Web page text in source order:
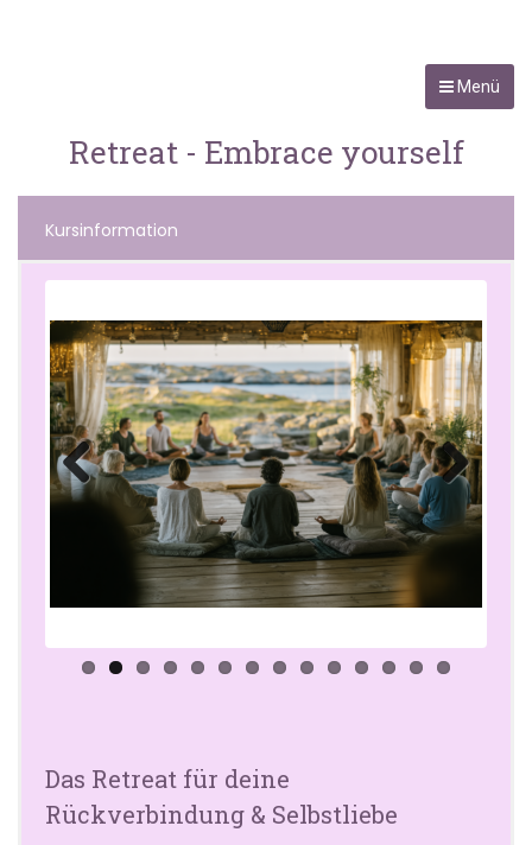
Menü
Retreat - Embrace yourself
Kursinformation
Previo
Next
Das Retreat für deine
Rückverbindung & Selbstliebe